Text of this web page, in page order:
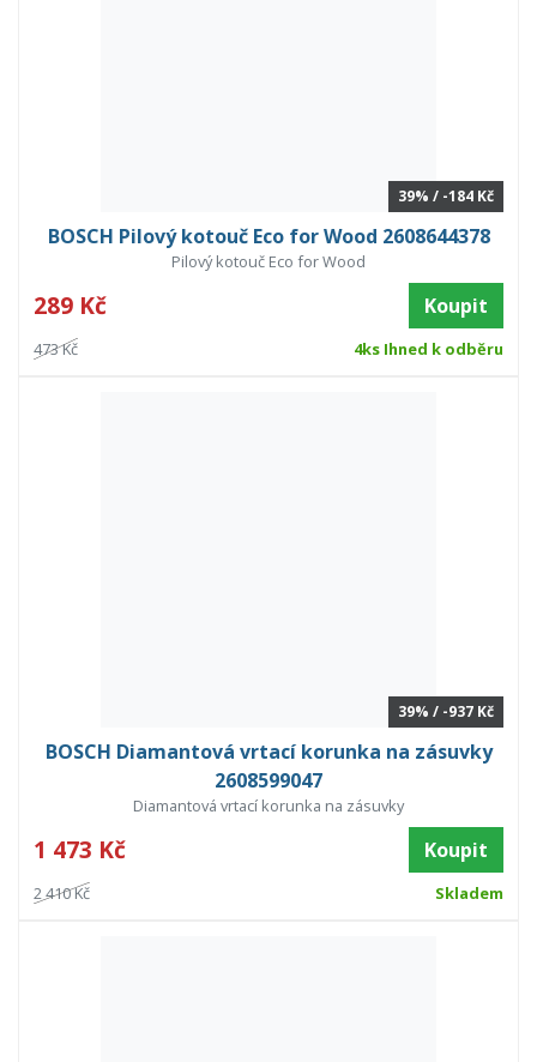
39% / -184 Kč
BOSCH Pilový kotouč Eco for Wood 2608644378
Pilový kotouč Eco for Wood
289 Kč Koupit
473 Kč 4ks Ihned k odběru
39% / -937 Kč
BOSCH Diamantová vrtací korunka na zásuvky
2608599047
Diamantová vrtací korunka na zásuvky
1 473 Kč Koupit
2 410 Kč Skladem